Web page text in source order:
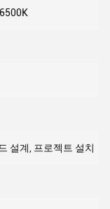
설계, 프로젝트 설치